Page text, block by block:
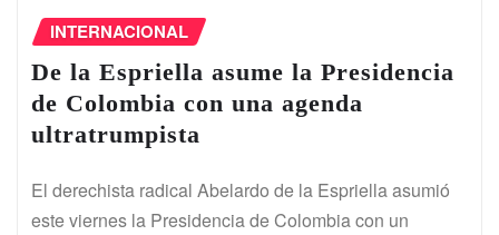
INTERNACIONAL
De la Espriella asume la Presidencia
de Colombia con una agenda
ultratrumpista
El derechista radical Abelardo de la Espriella asumió
este viernes la Presidencia de Colombia con un